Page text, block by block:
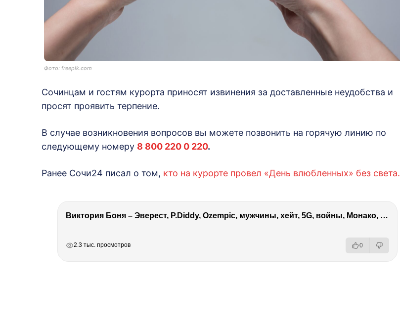
Фото: freepik.com
Сочинцам и гостям курорта приносят извинения за доставленные неудобства и
просят проявить терпение.
В случае возникновения вопросов вы можете позвонить на горячую линию по
следующему номеру 8 800 220 0 220.
Ранее Сочи24 писал о том, кто на курорте провел «День влюбленных» без света.
Виктория Боня – Эверест, P.Diddy, Ozempic, мужчины, хейт, 5G, войны, Монако, ДОМ-2, Трамп, Собчак
2.3 тыс. просмотров 0